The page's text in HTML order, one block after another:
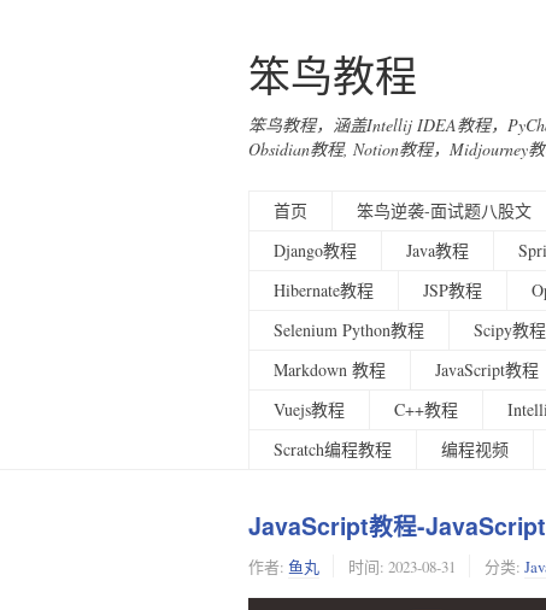
笨鸟教程
笨鸟教程，涵盖Intellij IDEA教程，
Obsidian教程, Notion教程，Midjourney
首页 笨鸟逆袭-面试题八股文
Django教程
Java教程
Hibernate教程
JSP教程
Selenium Python教程
Scipy教程
Markdown 教程
JavaScript教程
Vuejs教程
C++教程
Scratch编程教程
编程视频
JavaScript教程-
作者: 鱼丸 时间: 2023-08-31 分类: